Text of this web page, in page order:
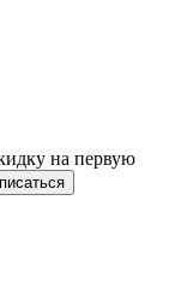
на первую